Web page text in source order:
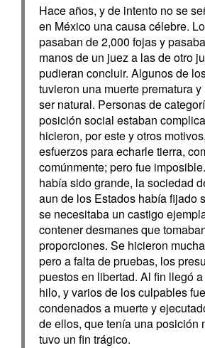
Hace años, y de intento no se
en México una causa célebre.
pasaban de 2,000 fojas y
manos de un juez a las de otro
pudieran concluir. Algunos de
tuvieron una muerte prematura
ser natural. Personas de
posición social estaban
hicieron, por este y otros
esfuerzos para echarle tierra,
comúnmente; pero fue
había sido grande, la sociedad
aun de los Estados había fijado
se necesitaba un castigo
contener desmanes que
proporciones. Se hicieron
pero a falta de pruebas, los
puestos en libertad. Al fin llegó
hilo, y varios de los culpables
condenados a muerte y
de ellos, que tenía una posición
tuvo un fin trágico.